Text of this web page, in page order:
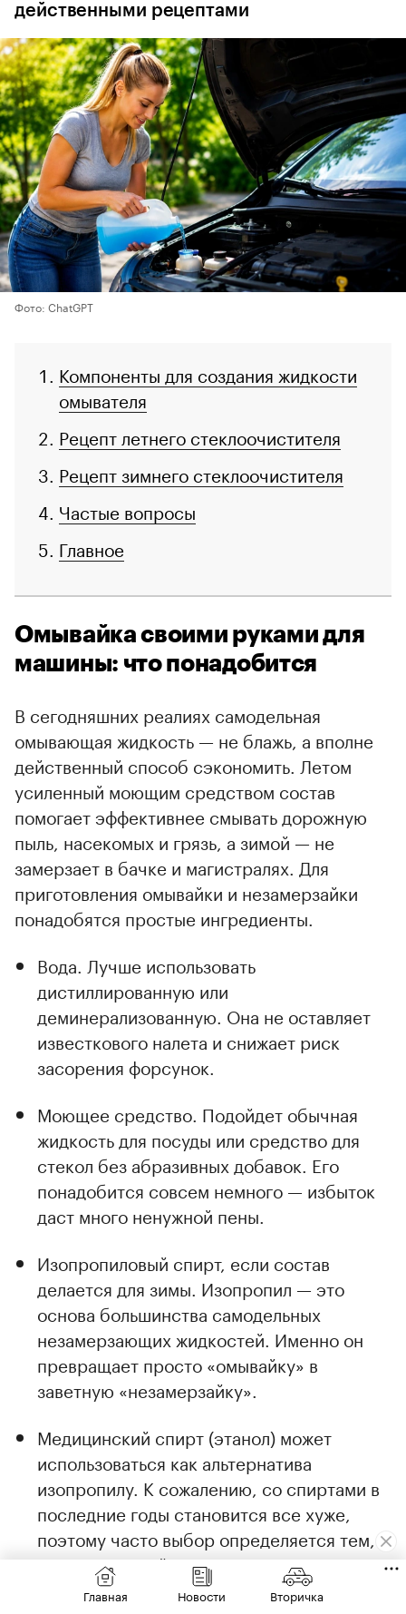
действенными рецептами
Фото: ChatGPT
Компоненты для создания жидкости
омывателя
Рецепт летнего стеклоочистителя
Рецепт зимнего стеклоочистителя
Частые вопросы
Главное
Омывайка своими руками для
машины: что понадобится
00:00 / 00:00
В сегодняшних реалиях самодельная
омывающая жидкость — не блажь, а вполне
действенный способ сэкономить. Летом
усиленный моющим средством состав
помогает эффективнее смывать дорожную
пыль, насекомых и грязь, а зимой — не
замерзает в бачке и магистралях. Для
приготовления омывайки и незамерзайки
понадобятся простые ингредиенты.
Вода. Лучше использовать
дистиллированную или
деминерализованную. Она не оставляет
известкового налета и снижает риск
засорения форсунок.
Моющее средство. Подойдет обычная
жидкость для посуды или средство для
стекол без абразивных добавок. Его
понадобится совсем немного — избыток
даст много ненужной пены.
Изопропиловый спирт, если состав
делается для зимы. Изопропил — это
основа большинства самодельных
незамерзающих жидкостей. Именно он
превращает просто «омывайку» в
заветную «незамерзайку».
Медицинский спирт (этанол) может
использоваться как альтернатива
изопропилу. К сожалению, со спиртами в
последние годы становится все хуже,
поэтому часто выбор определяется тем,
что удалось найти.
Главная Новости Вторичка